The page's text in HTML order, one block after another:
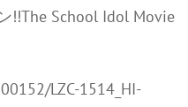
!!The School Idol Movie
LZC-1514_HI-